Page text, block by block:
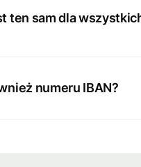
ten sam dla
numeru IBAN?